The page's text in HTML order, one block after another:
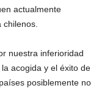
actualmente
nuestra inferioridad
acogida y el éxito de
posiblemente no